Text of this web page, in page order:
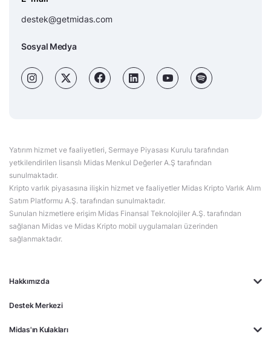
Hakkımızda
Destek Merkezi
Midas'ın Kulakları
destek@getmidas.com
Sosyal Medya
Yatırım hizmet ve faaliyetleri, Sermaye Piyasası Kurulu tarafından
yetkilendirilen lisanslı Midas Menkul Değerler A.Ş tarafından
sunulmaktadır.
Kripto varlık piyasasına ilişkin hizmet ve faaliyetler Midas Kripto Varlık Alım
Satım Platformu A.Ş. tarafından sunulmaktadır.
Sunulan hizmetlere erişim Midas Finansal Teknolojiler A.Ş. tarafından
sağlanan Midas ve Midas Kripto mobil uygulamaları üzerinden
sağlanmaktadır.